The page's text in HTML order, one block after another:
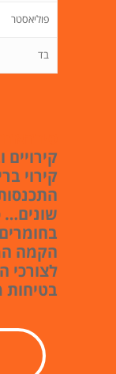
פוליאסטר
בד
קירויים
קירוי
הקמה
לצורכי
בטיחות